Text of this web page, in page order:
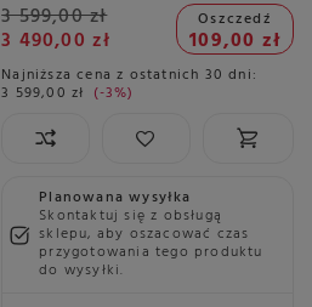
3 599,00 zł
3 490,00 zł
Oszczedź
109,00 zł
Najniższa cena z ostatnich 30 dni:
3 599,00 zł -3%
Planowana wysyłka
Skontaktuj się z obsługą
sklepu, aby oszacować czas
przygotowania tego produktu
do wysyłki.